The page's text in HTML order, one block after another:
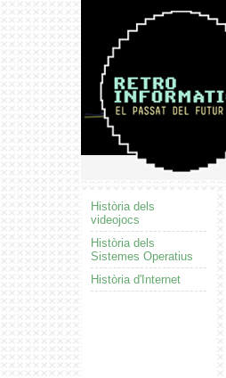
Història dels
videojocs
Història dels
Sistemes Operatius
Història d'Internet